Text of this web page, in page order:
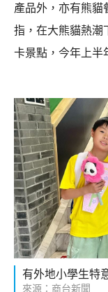
產品外，亦有熊貓
指，在大熊貓熱潮
卡景點，今年上半
有外地小學生特
來源：商台新聞